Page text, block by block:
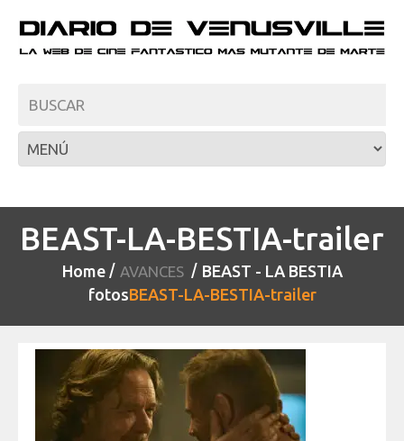
BEAST-LA-BESTIA-trailer
Home AVANCES
BEAST - LA BESTIA
fotosBEAST-LA-BESTIA-trailer